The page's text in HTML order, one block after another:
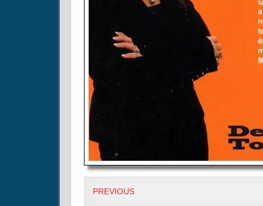
PREVIOUS